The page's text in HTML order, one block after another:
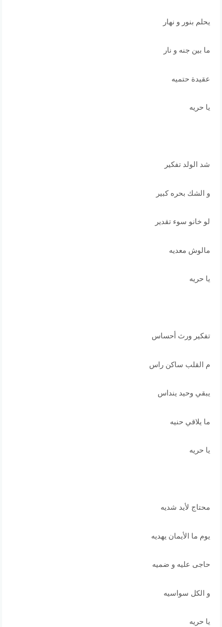
يحلم بنور و نهار
ما بين جنه و نار
عقيدة حتميه
يا حريه
شد الولد تفكير
و الشك بحره كبير
لو خانو سوء تقدير
مالوش معديه
يا حريه
تفكير ورث أحساس
م القلب ساكن راس
يبقي وحيد ينداس
ما يلاقي حنيه
يا حريه
محتاج لأيد شديه
يوم ما الأيمان يهديه
حاجى عليه و ضميه
و الكل سواسيه
يا حريه